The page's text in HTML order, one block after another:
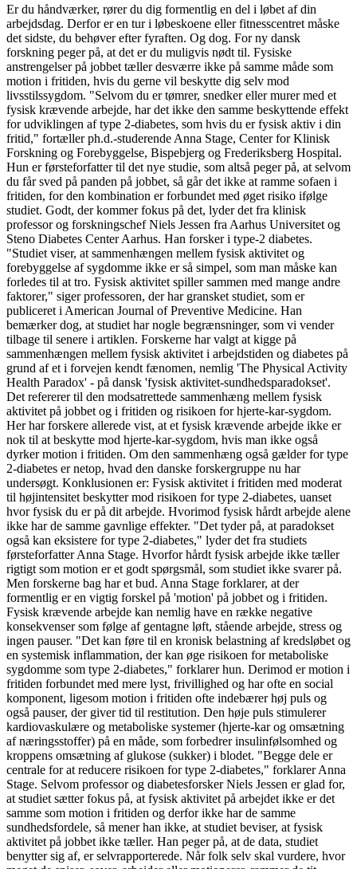
Er du håndværker, rører du dig formentlig en del i løbet af din
arbejdsdag. Derfor er en tur i løbeskoene eller fitnesscentret måske
det sidste, du behøver efter fyraften. Og dog. For ny dansk
forskning peger på, at det er du muligvis nødt til. Fysiske
anstrengelser på jobbet tæller desværre ikke på samme måde som
motion i fritiden, hvis du gerne vil beskytte dig selv mod
livsstilssygdom. "Selvom du er tømrer, snedker eller murer med et
fysisk krævende arbejde, har det ikke den samme beskyttende effekt
for udviklingen af type 2-diabetes, som hvis du er fysisk aktiv i din
fritid," fortæller ph.d.-studerende Anna Stage, Center for Klinisk
Forskning og Forebyggelse, Bispebjerg og Frederiksberg Hospital.
Hun er førsteforfatter til det nye studie, som altså peger på, at selvom
du får sved på panden på jobbet, så går det ikke at ramme sofaen i
fritiden, for den kombination er forbundet med øget risiko ifølge
studiet. Godt, der kommer fokus på det, lyder det fra klinisk
professor og forskningschef Niels Jessen fra Aarhus Universitet og
Steno Diabetes Center Aarhus. Han forsker i type-2 diabetes.
"Studiet viser, at sammenhængen mellem fysisk aktivitet og
forebyggelse af sygdomme ikke er så simpel, som man måske kan
forledes til at tro. Fysisk aktivitet spiller sammen med mange andre
faktorer," siger professoren, der har gransket studiet, som er
publiceret i American Journal of Preventive Medicine. Han
bemærker dog, at studiet har nogle begrænsninger, som vi vender
tilbage til senere i artiklen. Forskerne har valgt at kigge på
sammenhængen mellem fysisk aktivitet i arbejdstiden og diabetes på
grund af et i forvejen kendt fænomen, nemlig 'The Physical Activity
Health Paradox' - på dansk 'fysisk aktivitet-sundhedsparadokset'.
Det refererer til den modsatrettede sammenhæng mellem fysisk
aktivitet på jobbet og i fritiden og risikoen for hjerte-kar-sygdom.
Her har forskere allerede vist, at et fysisk krævende arbejde ikke er
nok til at beskytte mod hjerte-kar-sygdom, hvis man ikke også
dyrker motion i fritiden. Om den sammenhæng også gælder for type
2-diabetes er netop, hvad den danske forskergruppe nu har
undersøgt. Konklusionen er: Fysisk aktivitet i fritiden med moderat
til højintensitet beskytter mod risikoen for type 2-diabetes, uanset
hvor fysisk du er på dit arbejde. Hvorimod fysisk hårdt arbejde alene
ikke har de samme gavnlige effekter. "Det tyder på, at paradokset
også kan eksistere for type 2-diabetes," lyder det fra studiets
førsteforfatter Anna Stage. Hvorfor hårdt fysisk arbejde ikke tæller
rigtigt som motion er et godt spørgsmål, som studiet ikke svarer på.
Men forskerne bag har et bud. Anna Stage forklarer, at der
formentlig er en vigtig forskel på 'motion' på jobbet og i fritiden.
Fysisk krævende arbejde kan nemlig have en række negative
konsekvenser som følge af gentagne løft, stående arbejde, stress og
ingen pauser. "Det kan føre til en kronisk belastning af kredsløbet og
en systemisk inflammation, der kan øge risikoen for metaboliske
sygdomme som type 2-diabetes," forklarer hun. Derimod er motion i
fritiden forbundet med mere lyst, frivillighed og har ofte en social
komponent, ligesom motion i fritiden ofte indebærer høj puls og
også pauser, der giver tid til restitution. Den høje puls stimulerer
kardiovaskulære og metaboliske systemer (hjerte-kar og omsætning
af næringsstoffer) på en måde, som forbedrer insulinfølsomhed og
kroppens omsætning af glukose (sukker) i blodet. "Begge dele er
centrale for at reducere risikoen for type 2-diabetes," forklarer Anna
Stage. Selvom professor og diabetesforsker Niels Jessen er glad for,
at studiet sætter fokus på, at fysisk aktivitet på arbejdet ikke er det
samme som motion i fritiden og derfor ikke har de samme
sundhedsfordele, så mener han ikke, at studiet beviser, at fysisk
aktivitet på jobbet ikke tæller. Han peger på, at de data, studiet
benytter sig af, er selvrapporterede. Når folk selv skal vurdere, hvor